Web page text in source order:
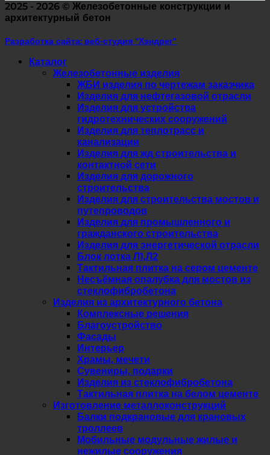
2025 - 2026 © Железобетонные конструкции и
архитектурный бетон
Разработка сайта: веб-студия "Хэндрег"
Каталог
Железобетонные изделия
ЖБИ изделия по чертежам заказчика
Изделия для нефтегазовой отрасли
Изделия для устройства
гидротехнических сооружений
Изделия для теплотрасс и
канализации
Изделия для жд строительства и
контактной сети
Изделия для дорожного
строительства
Изделия для строительства мостов и
путепроводов
Изделия для промышленного и
гражданского строительства
Изделия для энергетической отрасли
Блок лотка Л1,Л2
Тактильная плитка на сером цементе
Несъёмная опалубка для мостов из
стеклофибробетона
Изделия из архитектурного бетона
Комплексные решения
Благоустройство
Фасады
Интерьер
Храмы, мечети
Сувениры, подарки
Изделия из стеклофибробетона
Тактильная плитка на белом цементе
Изготовление металлоконструкций
Балки подкрановые для крановых
троллеев
Мобильные модульные жилые и
нежилые сооружения